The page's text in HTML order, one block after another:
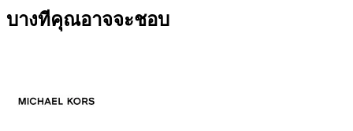
บางทีคุณอาจจะชอบ